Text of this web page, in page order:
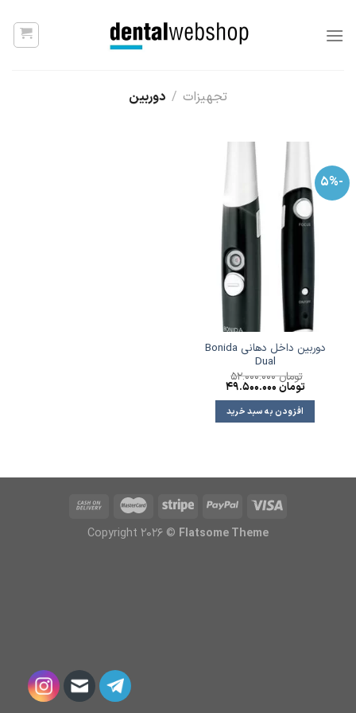
تجهیزات / دوربین
-5%
دوربین داخل دهانی Bonida
Dual
تومان52.000.000
تومان49.500.000
افزودن به سبد خرید
Copyright 2026 © Flatsome Theme